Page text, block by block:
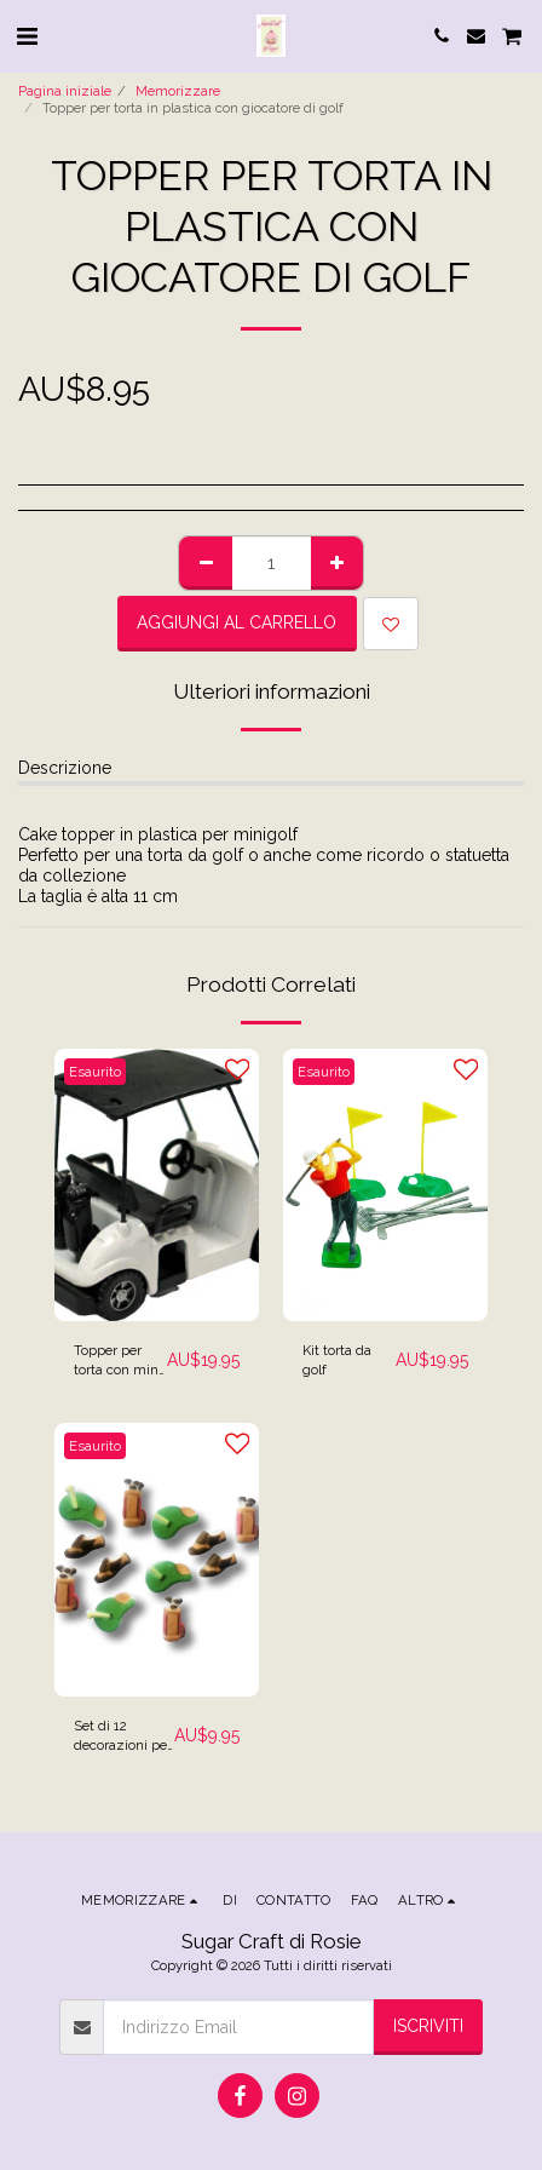
Pagina iniziale
Memorizzare
Topper per torta in plastica con giocatore di golf
TOPPER PER TORTA IN
PLASTICA CON
GIOCATORE DI GOLF
AU$8.95
AGGIUNGI AL CARRELLO
Ulteriori informazioni
Descrizione
Cake topper in plastica per minigolf
Perfetto per una torta da golf o anche come ricordo o statuetta
da collezione
La taglia è alta 11 cm
Prodotti Correlati
Esaurito
Topper per
torta con mini AU$19.95
Esaurito
Kit torta da
golf
AU$19.95
Esaurito
Set di 12
decorazioni per AU$9.95
Sugar Craft di Rosie
Copyright © 2026 Tutti i diritti riservati
MEMORIZZARE DI CONTATTO FAQ ALTRO
ISCRIVITI